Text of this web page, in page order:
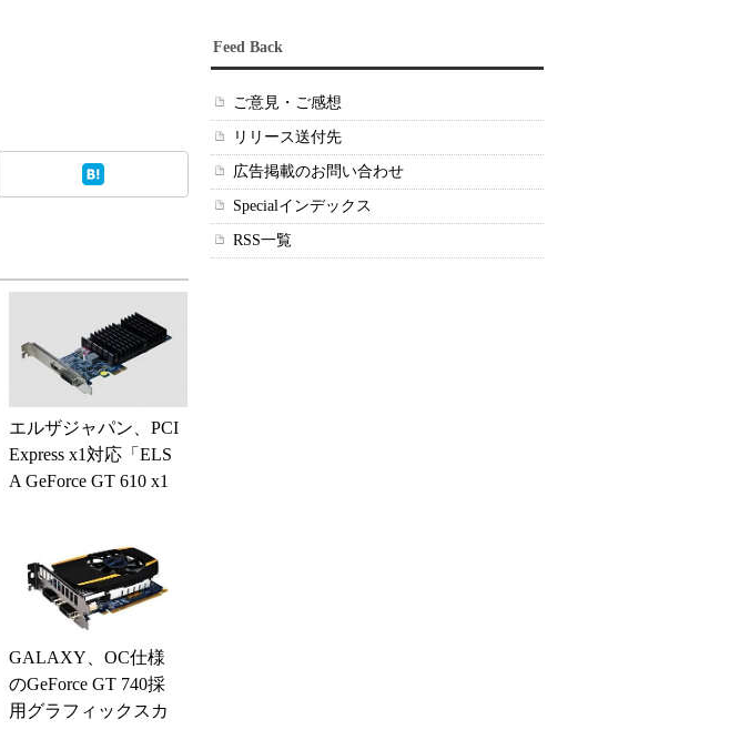
エルザジャパン、PCI
Express x1対応「ELS
A GeForce GT 610 x1
GALAXY、OC仕様
のGeForce GT 740採
用グラフィックスカ
Feed Back
ご意見・ご感想
リリース送付先
広告掲載のお問い合わせ
Specialインデックス
RSS一覧